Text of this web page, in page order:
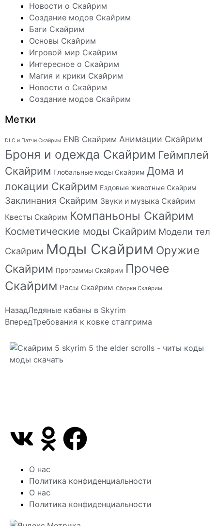
Новости о Скайрим
Создание модов Скайрим
Баги Скайрим
Основы Скайрим
Игровой мир Скайрим
Интересное о Скайрим
Магия и крики Скайрим
Новости о Скайрим
Создание модов Скайрим
Метки
DLC и Патчи Скайрим ENB Скайрим Анимации Скайрим
Броня и одежда Скайрим Геймплей
Скайрим Глобальные моды Скайрим Дома и
локации Скайрим Ездовые животные Скайрим
Заклинания Скайрим Звуки и музыка Скайрим
Квесты Скайрим Компаньоны Скайрим
Косметические моды Скайрим Модели тел
Скайрим Моды Скайрим Оружие
Скайрим Программы Скайрим Прочее
Скайрим Расы Скайрим Сборки Скайрим
НазадЛедяные кабаны в Skyrim
ВпередТребования к ковке сталгрима
О нас
Политика конфиденциальности
О нас
Политика конфиденциальности